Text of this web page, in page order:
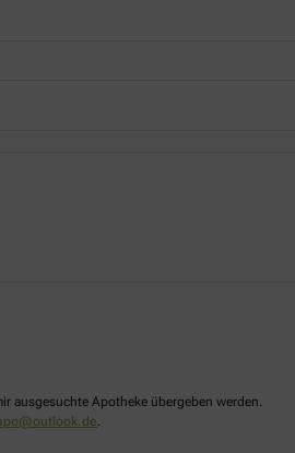
ausgesuchte Apotheke übergeben werden.
.